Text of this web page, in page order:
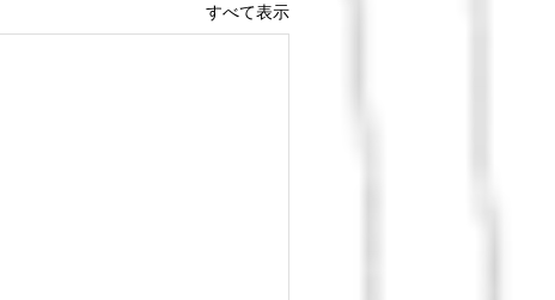
すべて表示